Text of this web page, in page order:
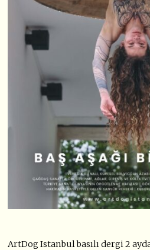
ArtDog Istanbul basılı dergi 2